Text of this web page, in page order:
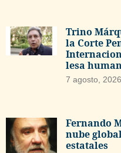
Trino
la Corte
lesa
7 agosto, 2026
Fernando
nube
estatales